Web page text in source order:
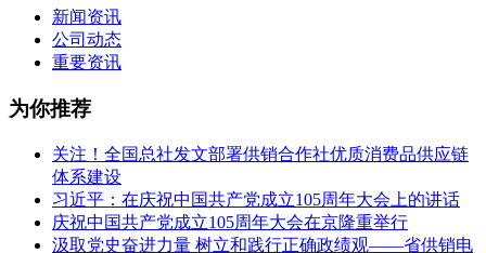
新闻资讯
公司动态
重要资讯
为你推荐
关注！全国总社发文部署供销合作社优质消费品供应链
体系建设
习近平：在庆祝中国共产党成立105周年大会上的讲话
庆祝中国共产党成立105周年大会在京隆重举行
汲取党史奋进力量 树立和践行正确政绩观——省供销电